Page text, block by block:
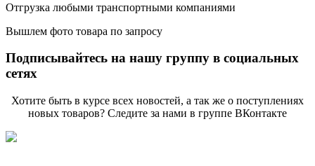
Отгрузка любыми транспортными компаниями
Вышлем фото товара по запросу
Подписывайтесь на нашу группу в социальных
сетях
Хотите быть в курсе всех новостей, а так же о поступлениях
новых товаров? Следите за нами в группе ВКонтакте